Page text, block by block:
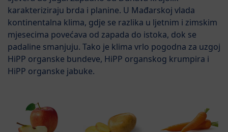
karakteriziraju brda i planine. U Mađarskoj vlada
kontinentalna klima, gdje se razlika u ljetnim i zimskim
mjesecima povećava od zapada do istoka, dok se
padaline smanjuju. Tako je klima vrlo pogodna za uzgoj
HiPP organske bundeve, HiPP organskog krumpira i
HiPP organske jabuke.